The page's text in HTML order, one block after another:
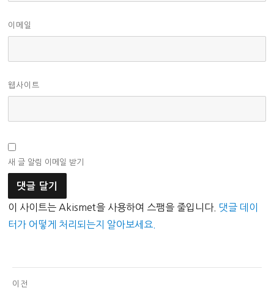
이메일
웹사이트
새 글 알림 이메일 받기
이 사이트는 Akismet을 사용하여 스팸을 줄입니다. 댓글 데이
터가 어떻게 처리되는지 알아보세요.
글
이전